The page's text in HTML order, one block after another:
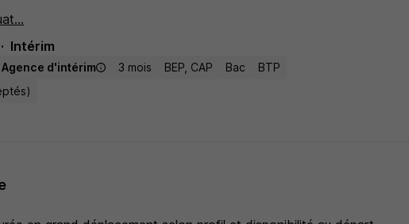
Intérim
Agence d'intérim 3 mois BEP, CAP Bac
BTP